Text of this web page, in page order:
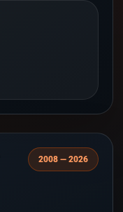
2008 — 2026